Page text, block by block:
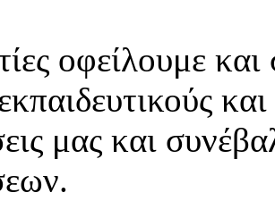
οφείλουμε
μας και